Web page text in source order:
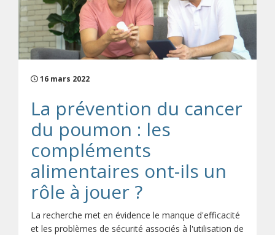
16 mars 2022
La prévention du cancer
du poumon : les
compléments
alimentaires ont-ils un
rôle à jouer ?
La recherche met en évidence le manque d'efficacité
et les problèmes de sécurité associés à l'utilisation de